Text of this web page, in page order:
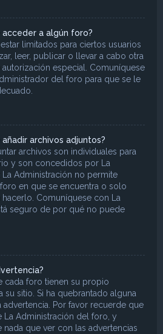
a algún foro?
limitados para ciertos usuarios
leer, publicar o llevar a cabo otra
especial. Comuníquese
del foro para que se le
archivos adjuntos?
archivos son individuales para
y son concedidos por La
Administración no permite
en que se encuentra o solo
Comuníquese con La
seguro de por qué no puede
cada foro tienen su propio
su sitio. Si ha quebrantado alguna
Por favor recuerde que
La Administración del foro, y
que ver con las advertencias